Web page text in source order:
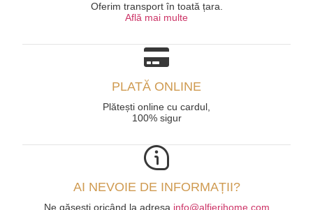
Oferim transport în toată țara.
Află mai multe
PLATĂ ONLINE
Plătești online cu cardul,
100% sigur
AI NEVOIE DE INFORMAȚII?
Ne găsești oricând la adresa info@alfierihome.com